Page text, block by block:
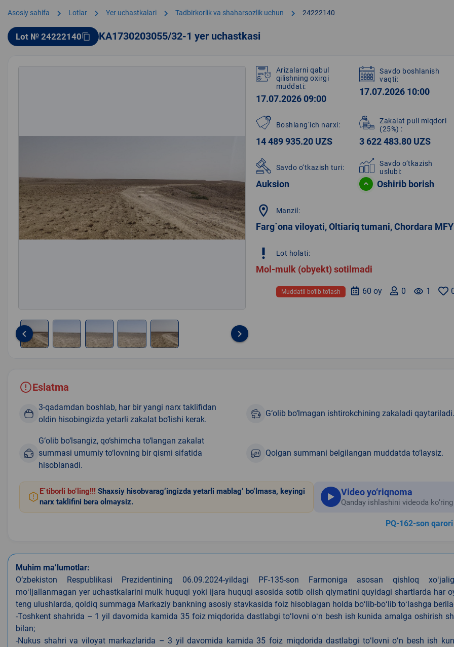
Asosiy sahifa chevron_right Lotlar chevron_right Yer uchastkalari chevron_right Tadbirkorlik va shaharsozlik uchun chevron_right 24222140
Lot № 24222140content_copy KA1730203055/32-1 yer uchastkasi
5
keyboard_arrow_left keyboard_arrow_right
Arizalarni qabul
qilishning oxirgi
muddati:
17.07.2026 09:00
Savdo boshlanish
vaqti:
17.07.2026 10:00
Boshlang‘ich narxi:
14 489 935.20 UZS
Zakalat puli miqdori
(25%) :
3 622 483.80 UZS
Savdo o‘tkazish turi:
Auksion
Savdo o‘tkazish
uslubi:
Oshirib borish
location_on Manzil:
Farg`ona viloyati, Oltiariq tumani, Chordara MFY
priority_high Lot holati:
Mol-mulk (obyekt) sotilmadi
remove_red_eye 1
0
60 oy
Muddatli bo‘lib to‘lash
Eslatma
3-qadamdan boshlab, har bir yangi narx taklifidan
oldin hisobingizda yetarli zakalat bo‘lishi kerak.
G‘olib bo‘lmagan ishtirokchining zakaladi qaytariladi.
G‘olib bo‘lsangiz, qo‘shimcha to‘langan zakalat
summasi umumiy to‘lovning bir qismi sifatida
hisoblanadi.
Qolgan summani belgilangan muddatda to‘laysiz.
E`tiborli bo‘ling!!! Shaxsiy hisobvarag‘ingizda yetarli mablag‘ bo‘lmasa, keyingi
narx taklifini bera olmaysiz.
Video yo‘riqnoma
Qanday ishlashini videoda ko‘ring
PQ-162-son qarori
Muhim ma’lumotlar:
O‘zbekiston Respublikasi Prezidentining 06.09.2024-yildagi PF-135-son Farmoniga asosan qishloq
moʻljallanmagan yer uchastkalarini mulk huquqi yoki ijara huquqi asosida sotib olish qiymatini quyidagi shartlarda har
teng ulushlarda, qoldiq summaga Markaziy bankning asosiy stavkasida foiz hisoblagan holda boʻlib-boʻlib toʻlashga
-Toshkent shahrida – 1 yil davomida kamida 35 foiz miqdorida dastlabgi toʻlovni oʻn besh ish kunida amalga oshirish
bilan;
-Nukus shahri va viloyat markazlarida – 3 yil davomida kamida 35 foiz miqdorida dastlabgi toʻlovni oʻn besh ish